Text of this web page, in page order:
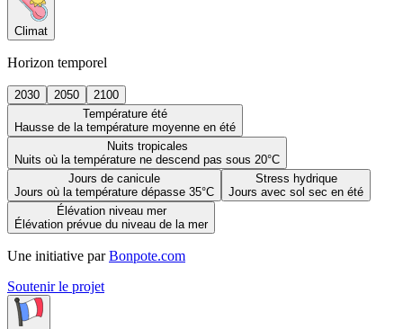
Climat
Horizon temporel
2030 2050
2100
Température été
Hausse de la température moyenne en été
Nuits tropicales
Nuits où la température ne descend pas sous 20°C
Jours de canicule
Jours où la température dépasse 35°C
Stress hydrique
Jours avec sol sec en été
Élévation niveau mer
Élévation prévue du niveau de la mer
Une initiative par Bonpote.com
Soutenir le projet